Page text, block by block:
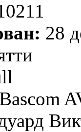
28
Bascom